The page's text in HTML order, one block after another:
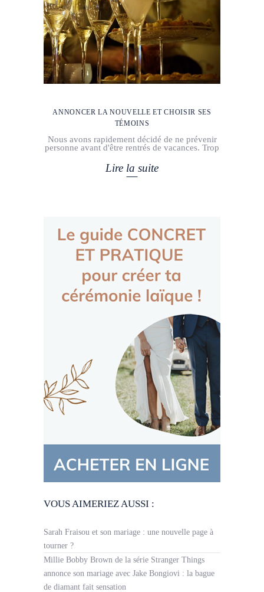
ANNONCER LA NOUVELLE ET CHOISIR SES
TÉMOINS
Nous avons rapidement décidé de ne prévenir
personne avant d'être rentrés de vacances. Trop
Lire la suite
VOUS AIMERIEZ AUSSI :
Sarah Fraisou et son mariage : une nouvelle page à
tourner ?
Millie Bobby Brown de la série Stranger Things
annonce son mariage avec Jake Bongiovi : la bague
de diamant fait sensation